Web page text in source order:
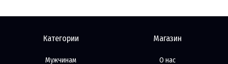
Категории
Мужчинам
Магазин
О нас